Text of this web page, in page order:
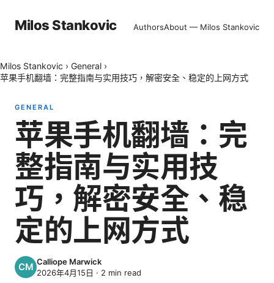
Milos Stankovic AuthorsAbout — Milos Stankovic
Milos Stankovic › General ›
苹果手机翻墙：完整指南与实用技巧，解密安全、稳定的上网方式
GENERAL
苹果手机翻墙：完
整指南与实用技
巧，解密安全、稳
定的上网方式
Calliope Marwick
2026年4月15日 · 2 min read